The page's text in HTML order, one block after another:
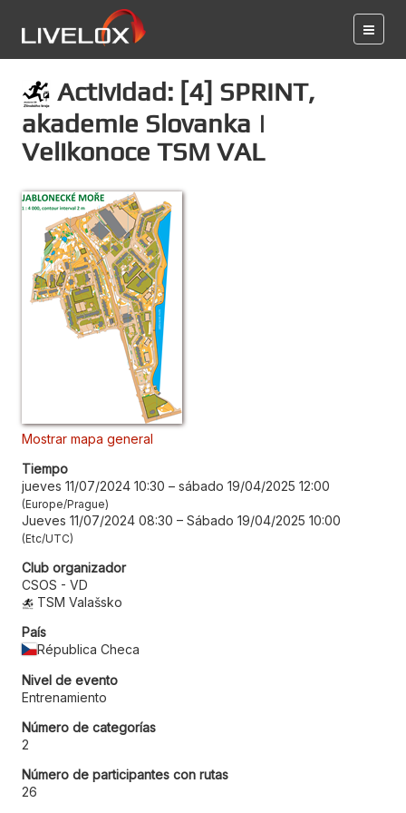
Actividad: [4] SPRINT,
akademie Slovanka |
Velikonoce TSM VAL
Mostrar mapa general
Tiempo
jueves 11/07/2024 10:30 – sábado 19/04/2025 12:00
Europe/Prague
Jueves 11/07/2024 08:30 – Sábado 19/04/2025 10:00
Etc/UTC
Club organizador
CSOS - VD
TSM Valašsko
País
Républica Checa
Nivel de evento
Entrenamiento
Número de categorías
2
Número de participantes con rutas
26